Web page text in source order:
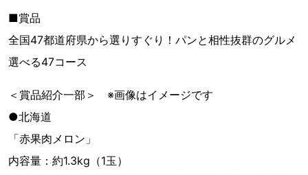
■賞品
全国47都道府県から選りすぐり！パンと相性抜群のグルメ
選べる47コース
＜賞品紹介一部＞ ※画像はイメージです
●北海道
「赤果肉メロン」
内容量：約1.3kg（1玉）